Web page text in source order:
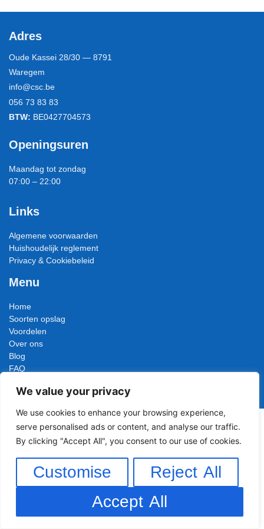
We value your privacy
We use cookies to enhance your browsing experience,
serve personalised ads or content, and analyse our traffic.
By clicking "Accept All", you consent to our use of cookies.
Customise
Reject All
Accept All
Adres
Oude Kassei 28/30 — 8791
Waregem
info@csc.be
056 73 83 83
BTW: BE0427704573
Openingsuren
Maandag tot zondag
07:00 – 22:00
Links
Algemene voorwaarden
Huishoudelijk reglement
Privacy & Cookiebeleid
Menu
Home
Soorten opslag
Voordelen
Over ons
Blog
FAQ
Unit huren